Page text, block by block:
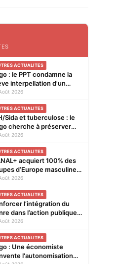
ACTUALITES
: le PPT condamne la
interpellation d'un
de journaux à Lomé
2026
ACTUALITES
Sida et tuberculose : le
cherche à préserver
acquis face à la baisse
2026
ACTUALITES
acquiert 100% des
d’Europe masculines
en exclusivité en
jusqu’en 2031
2026
ACTUALITES
l’intégration du
dans l’action publique :
de l’analyse des
à Lomé
2026
ACTUALITES
: Une économiste
l'autonomisation